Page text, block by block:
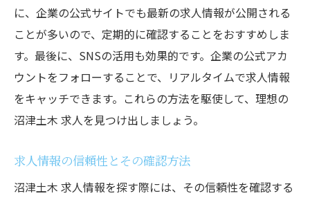
に、企業の公式サイトでも最新の求人情報が公開される
ことが多いので、定期的に確認することをおすすめしま
す。最後に、SNSの活用も効果的です。企業の公式アカ
ウントをフォローすることで、リアルタイムで求人情報
をキャッチできます。これらの方法を駆使して、理想の
沼津土木 求人を見つけ出しましょう。
求人情報の信頼性とその確認方法
沼津土木 求人情報を探す際には、その信頼性を確認する